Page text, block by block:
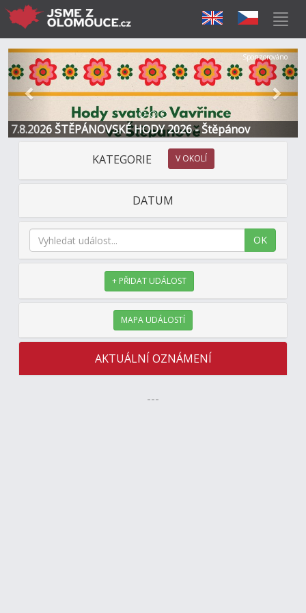
7.8.2026 ŠTĚPÁNOVSKÉ HODY 2026 - Štěpánov
Předchozí Další
Sponzorováno
KATEGORIE V OKOLÍ
DATUM
OK
+ PŘIDAT UDÁLOST
MAPA UDÁLOSTÍ
AKTUÁLNÍ OZNÁMENÍ
---